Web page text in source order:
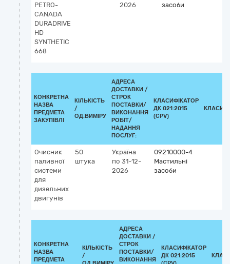
PETRO-
CANADA
DURADRIVE
HD
SYNTHETIC
668
2026
засоби
КОНКРЕТНА
НАЗВА
ПРЕДМЕТА
ЗАКУПІВЛІ
КІЛЬКІСТЬ
/
ОД.ВИМІРУ
АДРЕСА
ДОСТАВКИ /
СТРОК
ПОСТАВКИ/
ВИКОНАННЯ
РОБІТ/
НАДАННЯ
ПОСЛУГ:
КЛАСИФІКАТОР
ДК 021:2015
(CPV)
Очисник
паливної
системи
для
дизельних
двигунів
50
штука
Україна
по 31-12-
2026
09210000-4
Мастильні
засоби
КОНКРЕТНА
НАЗВА
ПРЕДМЕТА
КІЛЬКІСТЬ
/
АДРЕСА
ДОСТАВКИ /
СТРОК
ПОСТАВКИ/
ВИКОНАННЯ
КЛАСИФІКАТОР
ДК 021:2015